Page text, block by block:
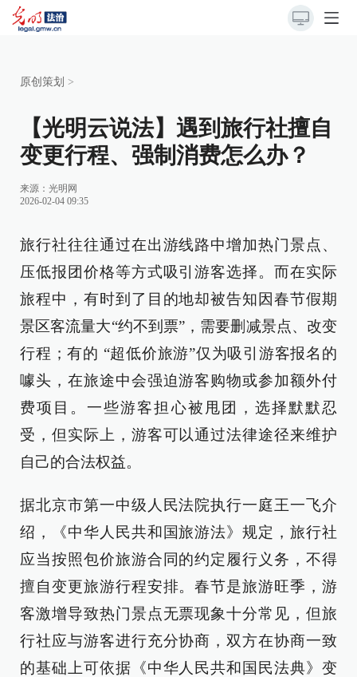
原创策划 >
【光明云说法】遇到旅行社擅自
变更行程、强制消费怎么办？
来源： 光明网
2026-02-04 09:35
旅行社往往通过在出游线路中增加热门景点、
压低报团价格等方式吸引游客选择。而在实际
旅程中，有时到了目的地却被告知因春节假期
景区客流量大“约不到票”，需要删减景点、改变
行程；有的 “超低价旅游”仅为吸引游客报名的
噱头，在旅途中会强迫游客购物或参加额外付
费项目。一些游客担心被甩团，选择默默忍
受，但实际上，游客可以通过法律途径来维护
自己的合法权益。
据北京市第一中级人民法院执行一庭王一飞介
绍，《中华人民共和国旅游法》规定，旅行社
应当按照包价旅游合同的约定履行义务，不得
擅自变更旅游行程安排。春节是旅游旺季，游
客激增导致热门景点无票现象十分常见，但旅
行社应与游客进行充分协商，双方在协商一致
的基础上可依据《中华人民共和国民法典》变